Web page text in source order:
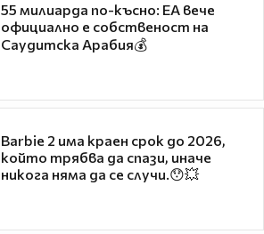
55 милиарда по-късно: EA вече
официално е собственост на
Саудитска Арабия💰
Barbie 2 има краен срок до 2026,
който трябва да спази, иначе
никога няма да се случи.😯💥